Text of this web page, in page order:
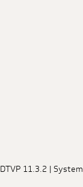
DTVP 11.3.2 |